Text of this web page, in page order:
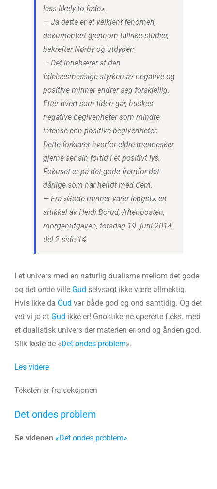
less likely to fade».
— Ja dette er et velkjent fenomen,
dokumentert gjennom tallrike studier,
bekrefter Nørby og utdyper:
— Det innebærer at den
følelsesmessige styrken av negative og
positive minner endrer seg forskjellig:
Etter hvert som tiden går, huskes
negative begivenheter som mindre
intense enn positive begivenheter.
Dette forklarer hvorfor eldre mennesker
gjerne ser sin fortid i et positivt lys.
Fokuset er på det gode fremfor det
dårlige som har hendt med dem.
— Fra «Gode minner varer lengst», en
artikkel av Heidi Borud, Aftenposten,
morgenutgaven, torsdag 19. juni 2014,
del 2 side 14.
I et univers med en naturlig dualisme mellom det gode
og det onde ville Gud selvsagt ikke være allmektig.
Hvis ikke da Gud var både god og ond samtidig. Og det
vet vi jo at Gud ikke er! Gnostikerne opererte f.eks. med
et dualistisk univers der materien er ond og ånden god.
Slik løste de «Det ondes problem».
Les videre
Teksten er fra seksjonen
Det ondes problem
Se videoen «Det ondes problem»